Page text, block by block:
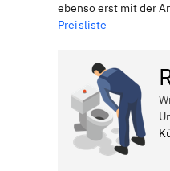
ebenso erst mit der
Preisliste